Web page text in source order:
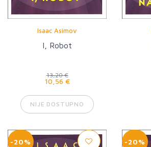
Isaac Asimov
I, Robot
13,20 €
10,56 €
NIJE DOSTUPNO
-20% -20%